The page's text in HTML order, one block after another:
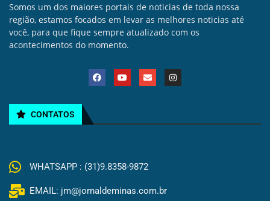
Somos um dos maiores portais de noticias de toda nossa
região, estamos focados em levar as melhores noticias até
você, para que fique sempre atualizado com os
acontecimentos do momento.
CONTATOS
WHATSAPP : (31)9.8358-9872
EMAIL: jm@jornaldeminas.com.br